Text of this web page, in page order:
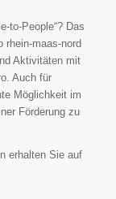
to-People“? Das
rhein-maas-nord
Aktivitäten mit
Auch für
Möglichkeit im
Förderung zu
erhalten Sie auf